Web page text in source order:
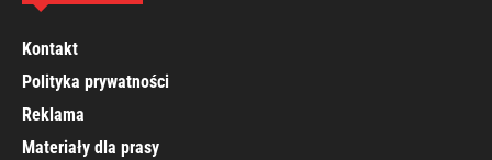
Kontakt
Polityka prywatności
Reklama
Materiały dla prasy